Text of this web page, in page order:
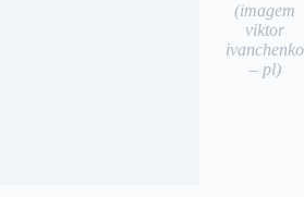
(imagem
viktor
ivanchenko
– pl)